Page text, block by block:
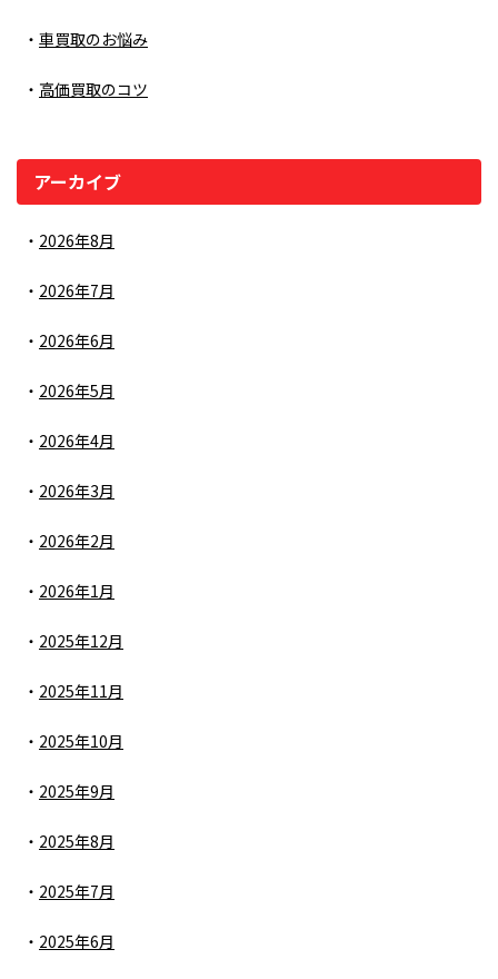
車買取のお悩み
高価買取のコツ
アーカイブ
2026年8月
2026年7月
2026年6月
2026年5月
2026年4月
2026年3月
2026年2月
2026年1月
2025年12月
2025年11月
2025年10月
2025年9月
2025年8月
2025年7月
2025年6月